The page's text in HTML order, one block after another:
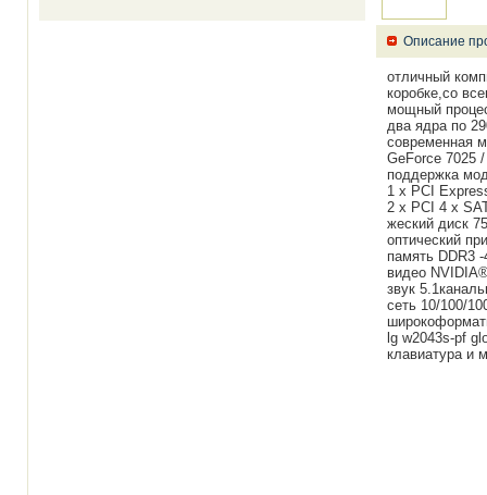
Описание
отличный
коробке,со
мощный
два ядра по
современная
GeForce 7025
поддержка
1 x PCI
2 x PCI 4 x
жеский диск
оптический
память DDR3
видео
звук
сеть 10/100/
lg w2043s-pf
клавиатура и